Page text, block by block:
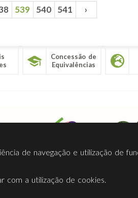
539 540 541 ›
Concessão de
Equivalências
Ligações Facebook
de navegação e utilização de
com a utilização de cookies.